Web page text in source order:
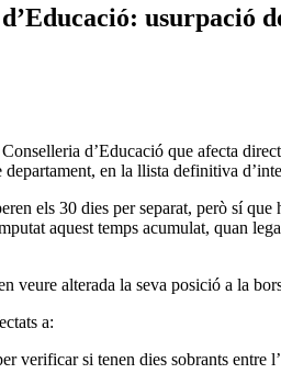
d’Educació que afecta
en la llista definitiva
els 30 dies per separat, però sí
aquest temps acumulat, quan
alterada la seva posició a la
a:
verificar si tenen dies sobrants entre